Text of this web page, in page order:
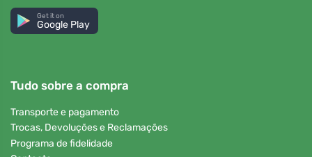
Get it on
Google Play
Tudo sobre a compra
Transporte e pagamento
Trocas, Devoluções e Reclamações
Programa de fidelidade